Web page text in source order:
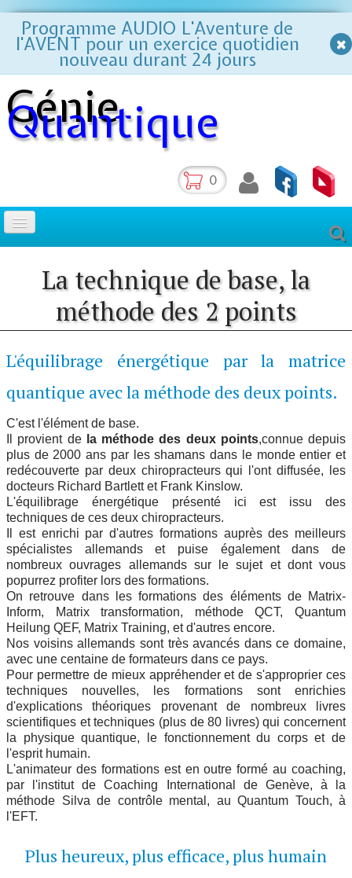
Programme AUDIO L'Aventure de
l'AVENT pour un exercice quotidien
nouveau durant 24 jours
Génie
Quantique
0
La méthode des 2 points
Formations
Prestations
Vidéos▼
Les bases▼
Contact-Inscriptions
Newsletters▼
La technique de base, la
méthode des 2 points
L'équilibrage énergétique par la matrice
quantique avec la méthode des deux points.
C'est l'élément de base.
Il provient de la méthode des deux points,connue depuis
plus de 2000 ans par les shamans dans le monde entier et
redécouverte par deux chiropracteurs qui l'ont diffusée, les
docteurs Richard Bartlett et Frank Kinslow.
L'équilibrage énergétique présenté ici est issu des
techniques de ces deux chiropracteurs.
Il est enrichi par d'autres formations auprès des meilleurs
spécialistes allemands et puise également dans de
nombreux ouvrages allemands sur le sujet et dont vous
popurrez profiter lors des formations.
On retrouve dans les formations des éléments de Matrix-
Inform, Matrix transformation, méthode QCT, Quantum
Heilung QEF, Matrix Training, et d'autres encore.
Nos voisins allemands sont très avancés dans ce domaine,
avec une centaine de formateurs dans ce pays.
Pour permettre de mieux appréhender et de s'approprier ces
techniques nouvelles, les formations sont enrichies
d'explications théoriques provenant de nombreux livres
scientifiques et techniques (plus de 80 livres) qui concernent
la physique quantique, le fonctionnement du corps et de
l'esprit humain.
L'animateur des formations est en outre formé au coaching,
par l'institut de Coaching International de Genève, à la
méthode Silva de contrôle mental, au Quantum Touch, à
l'EFT.
Plus heureux, plus efficace, plus humain